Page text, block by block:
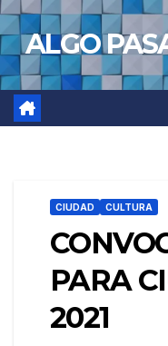
Saltar
al
contenido
ALGO
CIUDAD CULTURA
PARA
2021